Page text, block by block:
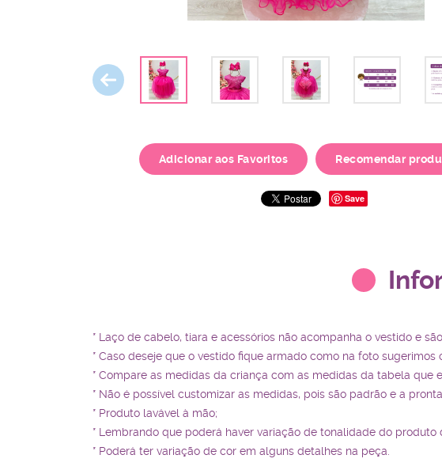
Adicionar aos Favoritos Recomendar
Save
* Laço de cabelo, tiara e acessórios não acompanha o vestido e
* Caso deseje que o vestido fique armado como na foto
* Compare as medidas da criança com as medidas da tabela
* Não é possível customizar as medidas, pois são padrão e a
* Produto lavável à mão;
* Lembrando que poderá haver variação de tonalidade do
* Poderá ter variação de cor em alguns detalhes na peça.